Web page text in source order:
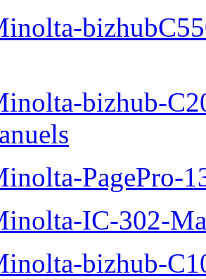
bizhub-
PagePro-
IC-302-
bizhub-